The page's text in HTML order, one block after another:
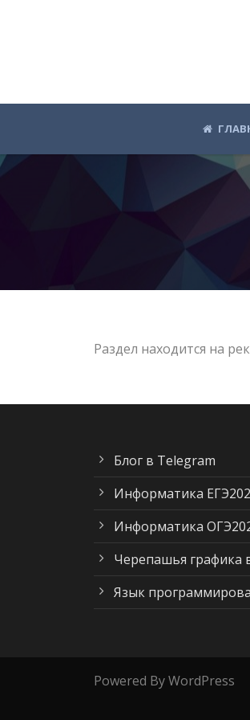
Раздел находится на
Блог в Telegram
Информатика
Информатика
Черепашья графика
Язык
Powered By WordPress